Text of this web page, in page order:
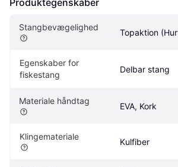
Stangbevægelighed
Topaktion
Egenskaber for
fiskestang
Delbar stang
Materiale håndtag
EVA, Kork
Klingemateriale
Kulfiber